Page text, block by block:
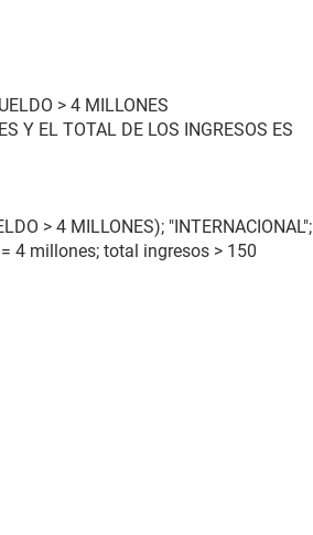
> 4 MILLONES
Y EL TOTAL DE LOS INGRESOS ES
> 4 MILLONES); "INTERNACIONAL";
4 millones; total ingresos > 150